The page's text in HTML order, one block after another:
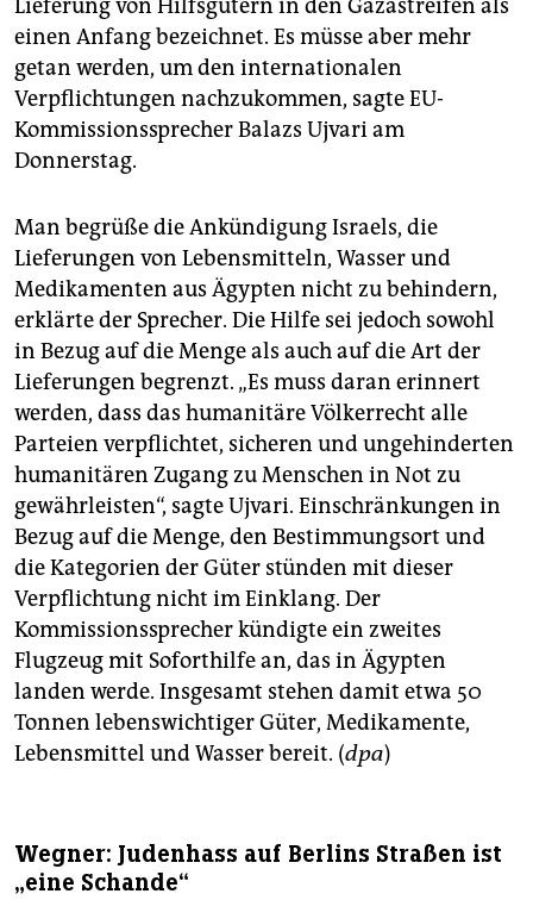
genossenschaft
epaper login
Lieferung von Hilfsgütern in den Gazastreifen als
einen Anfang bezeichnet. Es müsse aber mehr
getan werden, um den internationalen
Verpflichtungen nachzukommen, sagte EU-
Kommissionssprecher Balazs Ujvari am
Donnerstag.
Man begrüße die Ankündigung Israels, die
Lieferungen von Lebensmitteln, Wasser und
Medikamenten aus Ägypten nicht zu behindern,
erklärte der Sprecher. Die Hilfe sei jedoch sowohl
in Bezug auf die Menge als auch auf die Art der
Lieferungen begrenzt. „Es muss daran erinnert
werden, dass das humanitäre Völkerrecht alle
Parteien verpflichtet, sicheren und ungehinderten
humanitären Zugang zu Menschen in Not zu
gewährleisten“, sagte Ujvari. Einschränkungen in
Bezug auf die Menge, den Bestimmungsort und
die Kategorien der Güter stünden mit dieser
Verpflichtung nicht im Einklang. Der
Kommissionssprecher kündigte ein zweites
Flugzeug mit Soforthilfe an, das in Ägypten
landen werde. Insgesamt stehen damit etwa 50
Tonnen lebenswichtiger Güter, Medikamente,
Lebensmittel und Wasser bereit. (dpa)
Wegner: Judenhass auf Berlins Straßen ist
„eine Schande“